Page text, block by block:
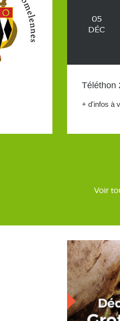
05
DÉC
Téléthon
+ d'infos à
Voir